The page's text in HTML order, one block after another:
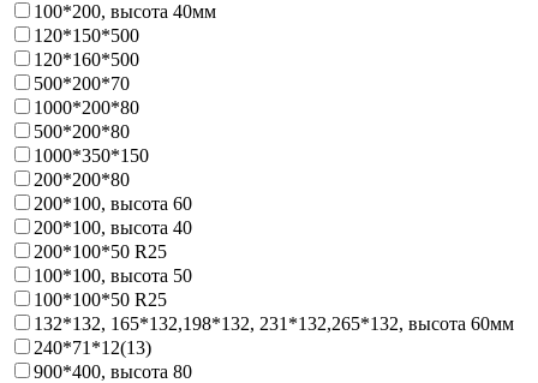
100*200, высота 40мм
120*150*500
120*160*500
500*200*70
1000*200*80
500*200*80
1000*350*150
200*200*80
200*100, высота 60
200*100, высота 40
200*100*50 R25
100*100, высота 50
100*100*50 R25
132*132, 165*132,198*132, 231*132,265*132, высота 60мм
240*71*12(13)
900*400, высота 80